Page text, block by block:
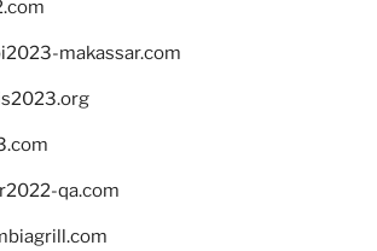
makassar.com
qa.com